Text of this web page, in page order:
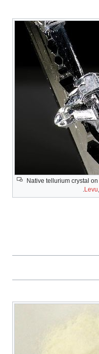
Native tellurium crystal on
Levu